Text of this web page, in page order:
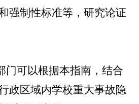
强制性标准等，研究论证
门可以根据本指南，结合
政区域内学校重大事故隐